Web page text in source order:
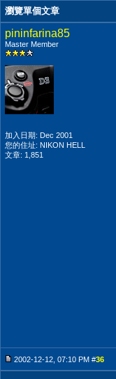
瀏覽單個文章
pininfarina85
Master Member
加入日期: Dec 2001
您的住址: NIKON HELL
文章: 1,851
2002-12-12, 07:10 PM #36